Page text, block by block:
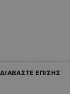
ΔΙΑΒΑΣΤΕ ΕΠΙΣΗΣ